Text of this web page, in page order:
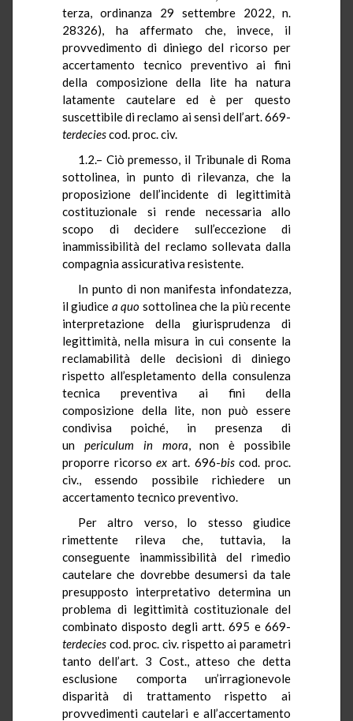
terza, ordinanza 29 settembre 2022, n.
28326), ha affermato che, invece, il
provvedimento di diniego del ricorso per
accertamento tecnico preventivo ai fini
della composizione della lite ha natura
latamente cautelare ed è per questo
suscettibile di reclamo ai sensi dell’art. 669-
terdeciescod. proc. civ.
1.2.– Ciò premesso, il Tribunale di Roma
sottolinea, in punto di rilevanza, che la
proposizione dell’incidente di legittimità
costituzionale si rende necessaria allo
scopo di decidere sull’eccezione di
inammissibilità del reclamo sollevata dalla
compagnia assicurativa resistente.
In punto di non manifesta infondatezza,
il giudice a quo sottolinea che la più recente
interpretazione della giurisprudenza di
legittimità, nella misura in cui consente la
reclamabilità delle decisioni di diniego
rispetto all’espletamento della consulenza
tecnica preventiva ai fini della
composizione della lite, non può essere
condivisa poiché, in presenza di
un periculum in mora, non è possibile
proporre ricorsoex art. 696-biscod. proc.
civ., essendo possibile richiedere un
accertamento tecnico preventivo.
Per altro verso, lo stesso giudice
rimettente rileva che, tuttavia, la
conseguente inammissibilità del rimedio
cautelare che dovrebbe desumersi da tale
presupposto interpretativo determina un
problema di legittimità costituzionale del
combinato disposto degli artt. 695 e 669-
terdecies cod. proc. civ. rispetto ai parametri
tanto dell’art. 3 Cost., atteso che detta
esclusione comporta un’irragionevole
disparità di trattamento rispetto ai
provvedimenti cautelari e all’accertamento